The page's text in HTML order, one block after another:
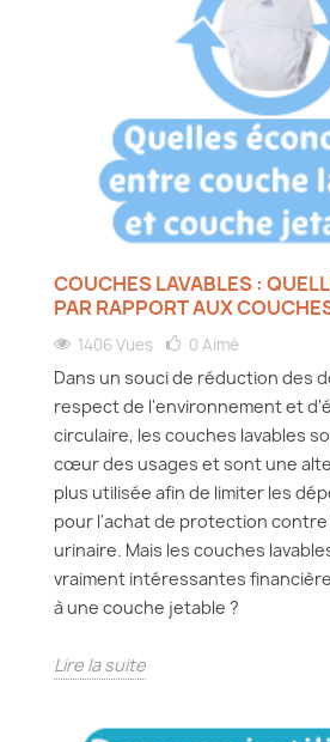
COUCHES LAVABLES :
PAR RAPPORT AUX
1406 Vues 0 Aimé
Dans un souci de réduction des
respect de l'environnement et
circulaire, les couches lavables
cœur des usages et sont une
plus utilisée afin de limiter les
pour l'achat de protection
urinaire. Mais les couches
vraiment intéressantes
à une couche jetable ?
Lire la suite